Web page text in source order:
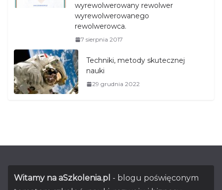
wyrewolwerowany rewolwer
wyrewolwerowanego
rewolwerowca.
7 sierpnia 2017
Techniki, metody skutecznej
nauki
29 grudnia 2022
Witamy na aSzkolenia.pl - blogu poświęconym